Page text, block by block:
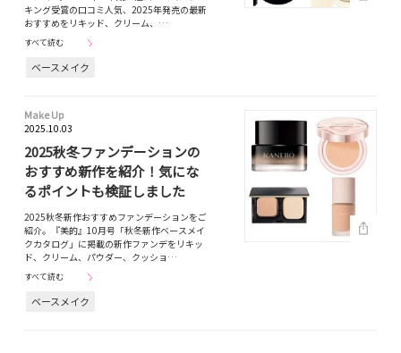
キング受賞の口コミ人気、2025年発売の最新
おすすめをリキッド、クリーム、…
すべて読む
ベースメイク
Make Up
2025.10.03
2025秋冬ファンデーションの
おすすめ新作を紹介！気にな
るポイントも検証しました
2025秋冬新作おすすめファンデーションをご
紹介。『美的』10月号「秋冬新作ベースメイ
クカタログ」に掲載の新作ファンデをリキッ
ド、クリーム、パウダー、クッショ…
すべて読む
ベースメイク